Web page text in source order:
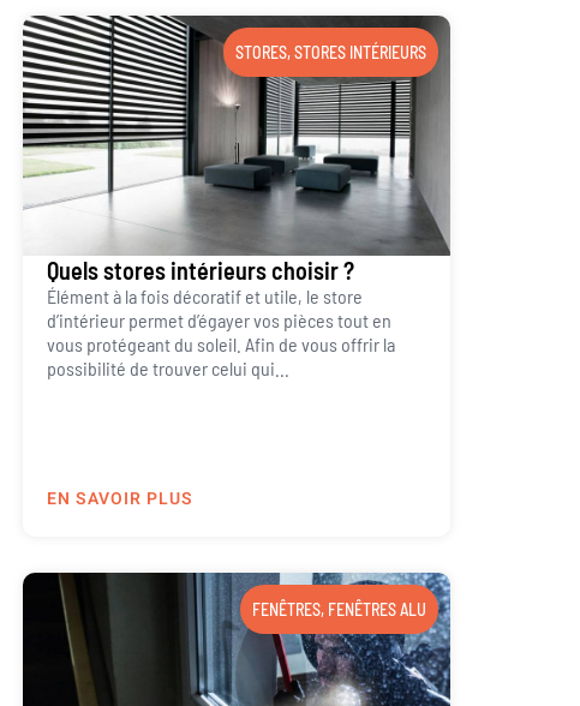
STORES,STORES INTÉRIEURS
Quels stores intérieurs choisir ?
Élément à la fois décoratif et utile, le store
d’intérieur permet d’égayer vos pièces tout en
vous protégeant du soleil. Afin de vous offrir la
possibilité de trouver celui qui...
EN SAVOIR PLUS
FENÊTRES, FENÊTRES ALU